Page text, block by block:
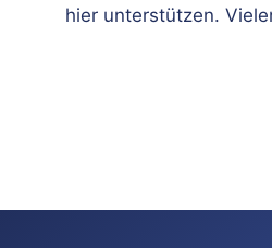
hier unterstützen.